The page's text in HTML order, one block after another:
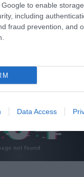
to enable storage
including
fraud prevention, and
Data Access
την